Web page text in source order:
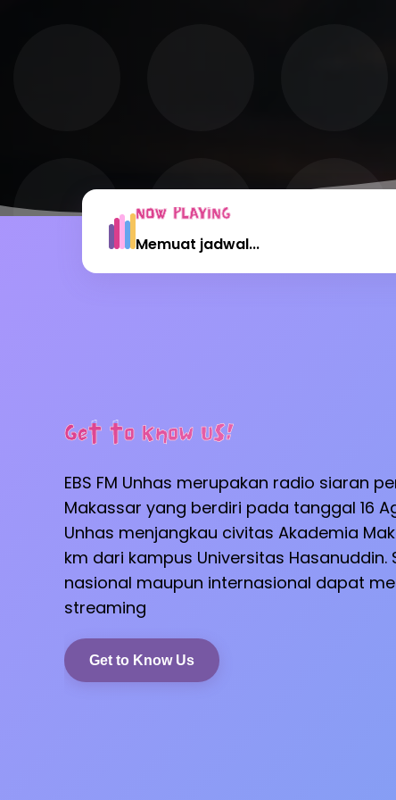
NOW PLAYING
Memuat jadwal...
Get to Know Us!
EBS FM Unhas merupakan radio siaran
Makassar yang berdiri pada tanggal 16
Unhas menjangkau civitas Akademia
km dari kampus Universitas Hasanuddin.
nasional maupun internasional dapat
streaming
Get to Know Us